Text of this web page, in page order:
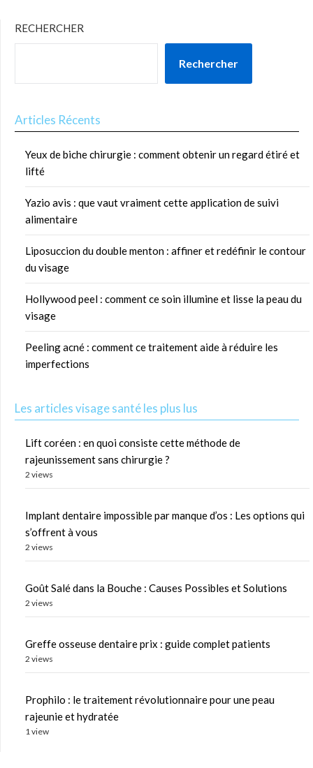
RECHERCHER
Rechercher
Articles Récents
Yeux de biche chirurgie : comment obtenir un regard étiré et
lifté
Yazio avis : que vaut vraiment cette application de suivi
alimentaire
Liposuccion du double menton : affiner et redéfinir le contour
du visage
Hollywood peel : comment ce soin illumine et lisse la peau du
visage
Peeling acné : comment ce traitement aide à réduire les
imperfections
Les articles visage santé les plus lus
Lift coréen : en quoi consiste cette méthode de
rajeunissement sans chirurgie ?
2 views
Implant dentaire impossible par manque d’os : Les options qui
s’offrent à vous
2 views
Goût Salé dans la Bouche : Causes Possibles et Solutions
2 views
Greffe osseuse dentaire prix : guide complet patients
2 views
Prophilo : le traitement révolutionnaire pour une peau
rajeunie et hydratée
1 view